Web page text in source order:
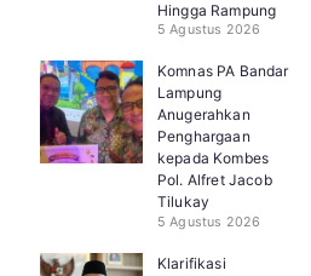
Hingga Rampung
5 Agustus 2026
Komnas PA Bandar
Lampung
Anugerahkan
Penghargaan
kepada Kombes
Pol. Alfret Jacob
Tilukay
5 Agustus 2026
Klarifikasi